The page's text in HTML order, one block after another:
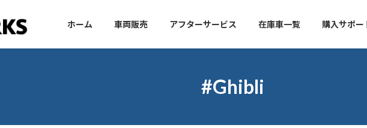
ホーム 車両販売 アフターサービス 在庫車一覧 購入サポー
#Ghibli